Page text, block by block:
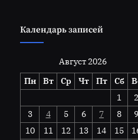
Календарь записей
Август 2026
Пн
Вт Ср Чт Пт Сб
1
2
3
4 5 6 7 8
9
10
11 12 13 14 15